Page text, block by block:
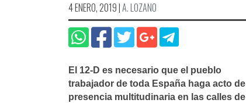
4 ENERO, 2019|A. LOZANO
El 12-D es necesario que el pueblo
trabajador de toda España haga acto de
presencia multitudinaria en las calles de